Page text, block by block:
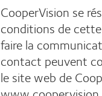
CooperVision se
conditions de
faire la
contact peuvent
le site web de